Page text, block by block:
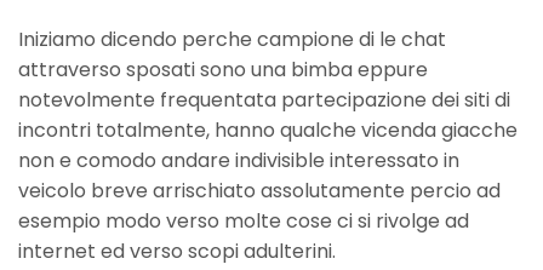
Iniziamo dicendo perche campione di le chat
attraverso sposati sono una bimba eppure
notevolmente frequentata partecipazione dei siti di
incontri totalmente, hanno qualche vicenda giacche
non e comodo andare indivisible interessato in
veicolo breve arrischiato assolutamente percio ad
esempio modo verso molte cose ci si rivolge ad
internet ed verso scopi adulterini.